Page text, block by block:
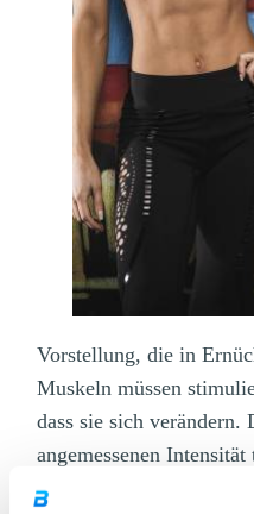
Vorstellung, die in
Muskeln müssen
dass sie sich verändern.
angemessenen
nicht müde wirst, nicht